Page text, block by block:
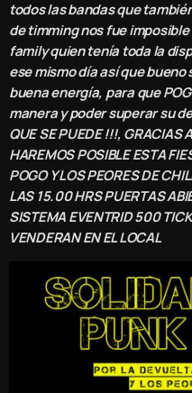
todos las bandas que
de timming nos fue
family quien tenía toda la
ese mismo día así que
buena energía, para que
manera y poder superar su
QUE SE PUEDE !!!, GRACIAS
HAREMOS POSIBLE ESTA
POGO Y LOS PEORES DE
LAS 15.00 HRS PUERTAS
SISTEMA EVENTRID 500
VENDERAN EN EL LOCAL